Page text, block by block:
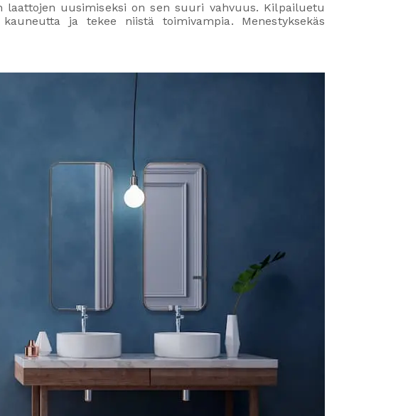
laattojen uusimiseksi on sen suuri vahvuus. Kilpailuetu
ja tekee niistä toimivampia. Menestyksekäs